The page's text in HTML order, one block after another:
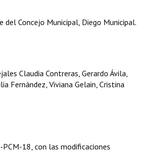
del Concejo Municipal, Diego Municipal.
Claudia Contreras, Gerardo Ávila,
Fernández, Viviana Gelain, Cristina
18, con las modificaciones